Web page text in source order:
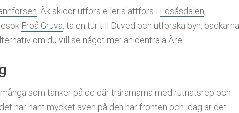
. Åk skidor utförs eller slättförs i Edsåsdalen,
Fröå Gruva, ta en tur till Duved och utforska byn, backarna
om du vill se något mer än centrala Åre.
som tänker på de där träramarna med rutnätsrep och
har hänt mycket även på den här fronten och idag är det